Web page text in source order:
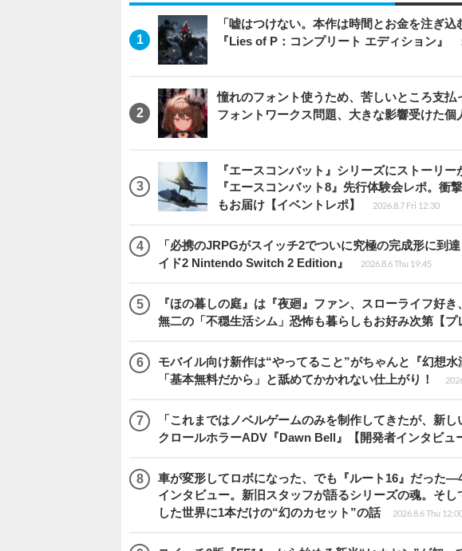
「嘘はつけない。本作は時間とお金を注ぎ
『Lies of P：コンプリート エディション』
憧れのフォント使うため、苦しいところ支
フォントワークス問題、大きな影響受けた
『エースコンバット』シリーズにストーリ
『エースコンバット8』先行体験会レポ。衝
もお届け【イベントレポ】
2026.8.7 Fri 12:30
「必携のJRPGがスイッチ2でついに究極の完成形に到
イド2 Nintendo Switch 2 Edition』
2026.8.6 Thu 19:45
『ほの暮しの庭』は『夜廻』ファン、スローライフ好
無二の「不穏生活シム」恐怖も暮らしもお好み次第【プ
モバイル向け新作は“やってること”がちゃんと『幻想
「基本無料だから」と舐めてかかれない仕上がり！
「これまではノベルゲームのみを制作してきたが、新
クロールホラーADV『Dawn Bell』【開発者インタビュ
車が変形してロボになった、でも『ルート16』だった
インタビュー。新旧スタッフが語るシリーズの魂。そ
した世界に1本だけの“幻のカセット”の話
2026.8.6 Thu